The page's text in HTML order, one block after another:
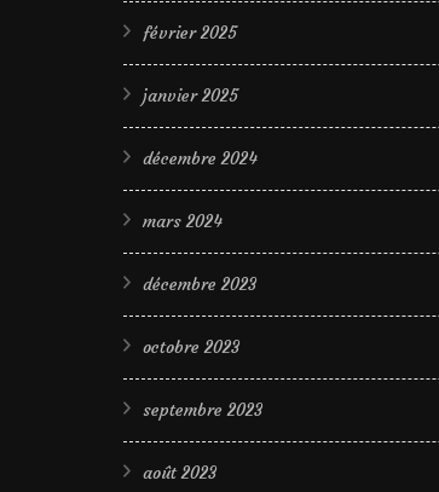
février 2025
janvier 2025
décembre 2024
mars 2024
décembre 2023
octobre 2023
septembre 2023
août 2023